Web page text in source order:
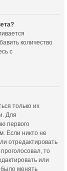
количество
с
только их
Для
первого
Если никто не
отредактировать
то
или
было менять